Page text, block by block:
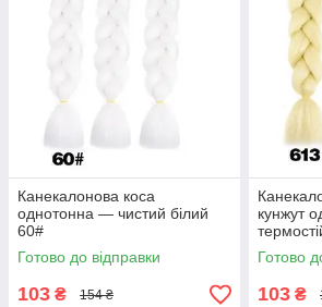
Канекалонова коса
однотонна — чистий білий
60#
Готово до відправки
103 ₴ 154 ₴
кунжут
Готово
103 ₴